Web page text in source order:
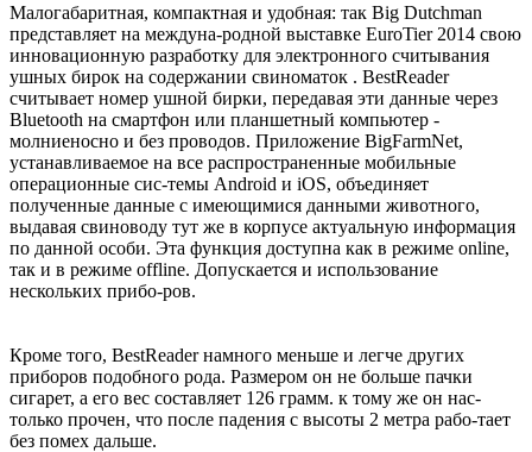
Малогабаритная, компактная и удобная: так Big Dutchman
представляет на междуна-родной выставке EuroTier 2014 свою
инновационную разработку для электронного считывания
ушных бирок на содержании свиноматок . BestReader
считывает номер ушной бирки, передавая эти данные через
Bluetooth на смартфон или планшетный компьютер -
молниеносно и без проводов. Приложение BigFarmNet,
устанавливаемое на все распространенные мобильные
операционные сис-темы Android и iOS, объединяет
полученные данные с имеющимися данными животного,
выдавая свиноводу тут же в корпусе актуальную информация
по данной особи. Эта функция доступна как в режиме online,
так и в режиме offline. Допускается и использование
нескольких прибо-ров.
Кроме того, BestReader намного меньше и легче других
приборов подобного рода. Размером он не больше пачки
сигарет, а его вес составляет 126 грамм. к тому же он нас-
только прочен, что после падения с высоты 2 метра рабо-тает
без помех дальше.